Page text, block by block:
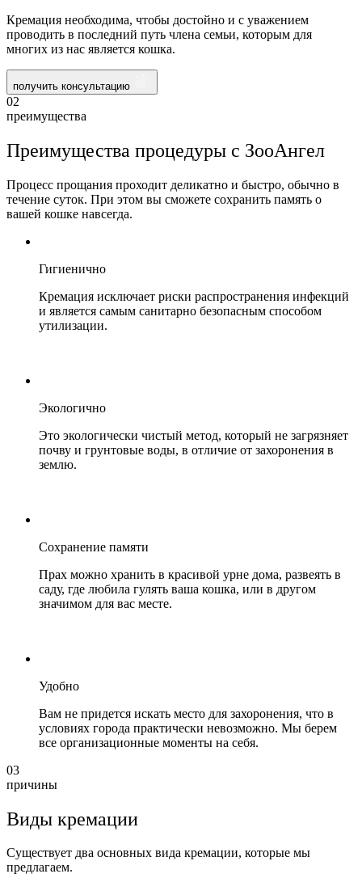
Кремация необходима, чтобы достойно и с уважением
проводить в последний путь члена семьи, которым для
многих из нас является кошка.
получить консультацию
02
преимущества
Преимущества процедуры с ЗооАнгел
Процесс прощания проходит деликатно и быстро, обычно в
течение суток. При этом вы сможете сохранить память о
вашей кошке навсегда.
Гигиенично
Кремация исключает риски распространения инфекций
и является самым санитарно безопасным способом
утилизации.
Экологично
Это экологически чистый метод, который не загрязняет
почву и грунтовые воды, в отличие от захоронения в
землю.
Сохранение памяти
Прах можно хранить в красивой урне дома, развеять в
саду, где любила гулять ваша кошка, или в другом
значимом для вас месте.
Удобно
Вам не придется искать место для захоронения, что в
условиях города практически невозможно. Мы берем
все организационные моменты на себя.
03
причины
Виды кремации
Существует два основных вида кремации, которые мы
предлагаем.